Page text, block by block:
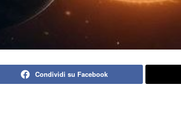
Condividi su Facebook